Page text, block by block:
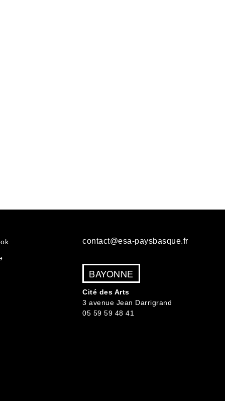
contact@esa-paysbasque.fr
BAYONNE
Cité des Arts
3 avenue Jean Darrigrand
05 59 59 48 41